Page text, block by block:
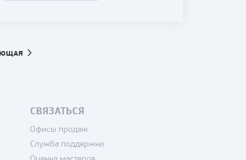
СВЯЗАТЬСЯ
Офисы продаж
Служба поддержки